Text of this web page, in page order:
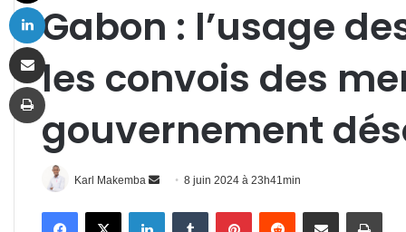
Gabon : l’usage
les convois des
gouvernement
Karl Makemba
Envoyer
courriel
8 juin 2024 à 23h41min
FacebookX LinkedinTumblr PinterestReddit Partager par email
Imprimer